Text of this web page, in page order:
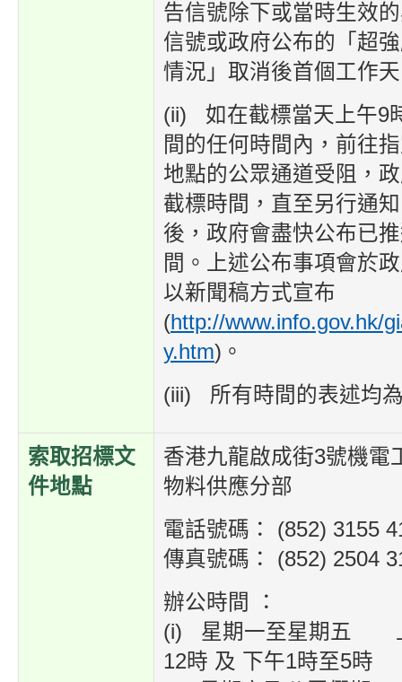
告信號除下或當時生效
信號或政府公布的「超
情況」取消後首個工作
(ii) 如在截標當天上午9
間的任何時間內，前往
地點的公眾通道受阻，
截標時間，直至另行通
後，政府會盡快公布已
間。上述公布事項會於
以新聞稿方式宣布
(http://www.info.gov.hk/
y.htm)。
(iii) 所有時間的表述均
索取招標文
件地點
香港九龍啟成街3號機電
物料供應分部
電話號碼： (852) 3155
傳真號碼： (852) 2504
辦公時間 ：
(i) 星期一至星期五
12時 及 下午1時至5時